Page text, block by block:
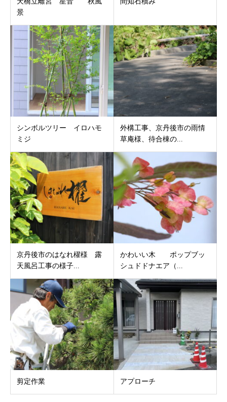
景
シンボルツリー イロハモ
ミジ
外構工事、京丹後市の雨情
草庵様、待合棟の...
京丹後市のはなれ櫂様 露
天風呂工事の様子...
かわいい木 ポップブッ
シュドドナエア（...
剪定作業 アプローチ